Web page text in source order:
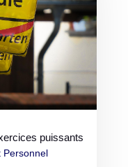
puissants
Personnel